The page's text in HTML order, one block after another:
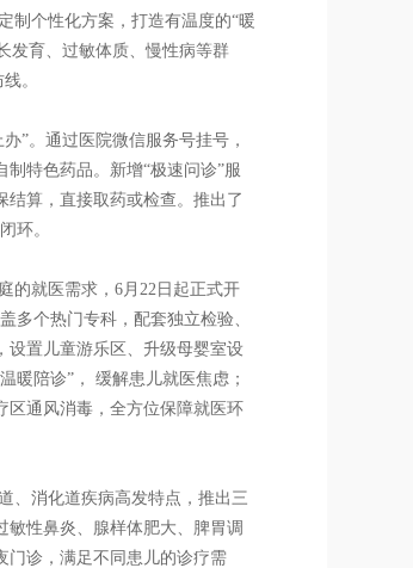
制个性化方案，打造有温度的“暖
发育、过敏体质、慢性病等群
。
”。通过医院微信服务号挂号，
特色药品。新增“极速问诊”服
结算，直接取药或检查。推出了
环。
的就医需求，6月22日起正式开
多个热门专科，配套独立检验、
设置儿童游乐区、升级母婴室设
暖陪诊”， 缓解患儿就医焦虑；
区通风消毒，全方位保障就医环
、消化道疾病高发特点，推出三
性鼻炎、腺样体肥大、脾胃调
门诊，满足不同患儿的诊疗需